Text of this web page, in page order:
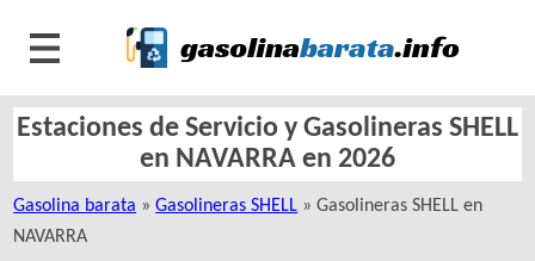
Estaciones de Servicio y Gasolineras SHELL
en NAVARRA en 2026
Gasolina barata »Gasolineras SHELL » Gasolineras SHELL en
NAVARRA